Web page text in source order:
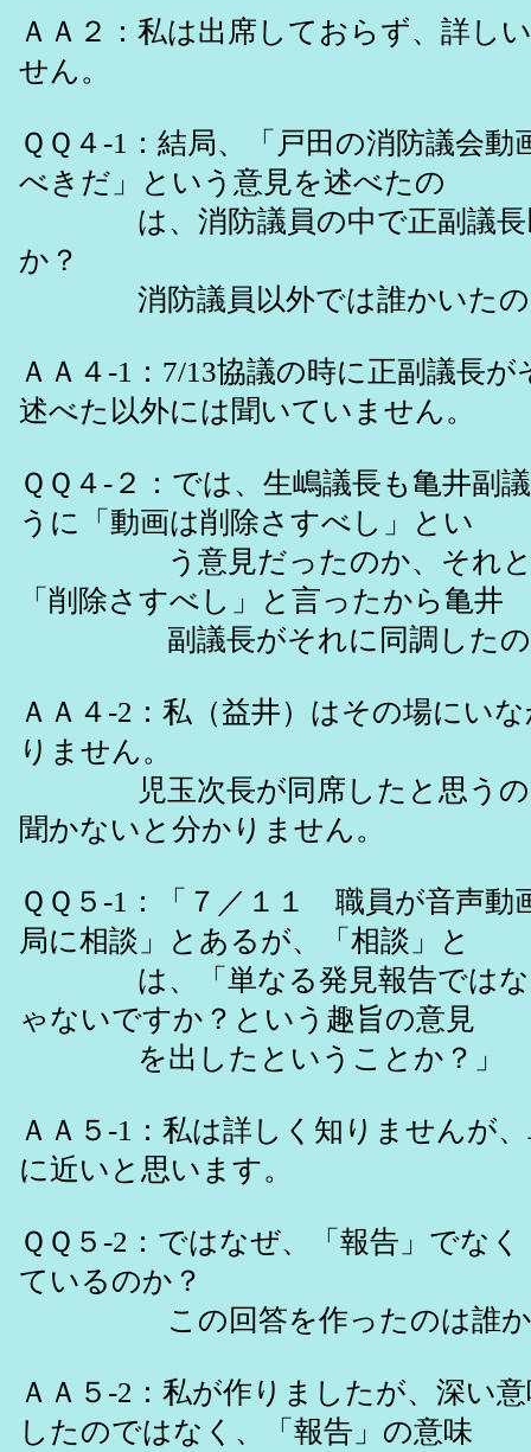
ＡＡ２：私は出席しておらず、詳し
せん。
ＱＱ４-1：結局、「戸田の消防議会
べきだ」という意見を述べたの
は、消防議員の中で正副議長
か？
消防議員以外では誰かいた
ＡＡ４-1：7/13協議の時に正副議長
述べた以外には聞いていません。
ＱＱ４-２：では、生嶋議長も亀井副
うに「動画は削除さすべし」とい
う意見だったのか、それと
「削除さすべし」と言ったから亀井
副議長がそれに同調したの
ＡＡ４-2：私（益井）はその場にい
りません。
児玉次長が同席したと思うの
聞かないと分かりません。
ＱＱ５-1：「７／１１ 職員が音声動
局に相談」とあるが、「相談」と
は、「単なる発見報告ではな
ゃないですか？という趣旨の意見
を出したということか？」
ＡＡ５-1：私は詳しく知りませんが
に近いと思います。
ＱＱ５-2：ではなぜ、「報告」でな
ているのか？
この回答を作ったのは誰か
ＡＡ５-2：私が作りましたが、深い
したのではなく、「報告」の意味